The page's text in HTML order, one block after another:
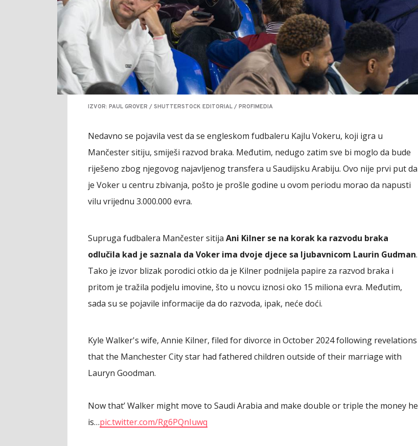
IZVOR: PAUL GROVER / SHUTTERSTOCK EDITORIAL / PROFIMEDIA
Nedavno se pojavila vest da se engleskom fudbaleru Kajlu Vokeru, koji igra u
Mančester sitiju, smiješi razvod braka. Međutim, nedugo zatim sve bi moglo da bude
riješeno zbog njegovog najavljenog transfera u Saudijsku Arabiju. Ovo nije prvi put da
je Voker u centru zbivanja, pošto je prošle godine u ovom periodu morao da napusti
vilu vrijednu 3.000.000 evra.
Supruga fudbalera Mančester sitija Ani Kilner se na korak ka razvodu braka
odlučila kad je saznala da Voker ima dvoje djece sa ljubavnicom Laurin Gudman.
Tako je izvor blizak porodici otkio da je Kilner podnijela papire za razvod braka i
pritom je tražila podjelu imovine, što u novcu iznosi oko 15 miliona evra. Međutim,
sada su se pojavile informacije da do razvoda, ipak, neće doći.
Kyle Walker's wife, Annie Kilner, filed for divorce in October 2024 following revelations
that the Manchester City star had fathered children outside of their marriage with
Lauryn Goodman.
Now that’ Walker might move to Saudi Arabia and make double or triple the money he
is…pic.twitter.com/Rg6PQnIuwq